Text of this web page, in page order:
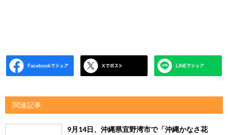
関連記事
9月14日、沖縄県宜野湾市で「沖縄かなさ花